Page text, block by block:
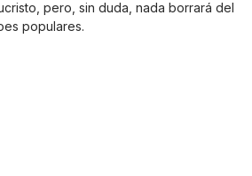
pero, sin duda, nada borrará del
populares.